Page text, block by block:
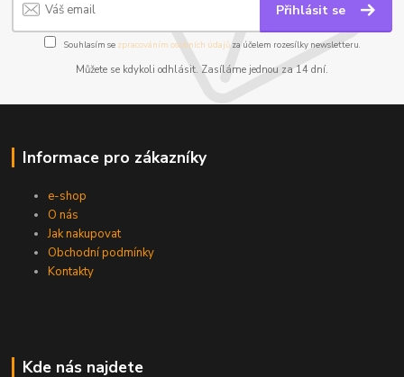
Přihlásit se
Souhlasím se zpracováním osobních údajůza účelem rozesílky newsletteru.
Můžete se kdykoli odhlásit. Zasíláme jednou za 14 dní.
Informace pro zákazníky
e-shop
O nás
Jak nakupovat
Obchodní podmínky
Kontakty
Kde nás najdete